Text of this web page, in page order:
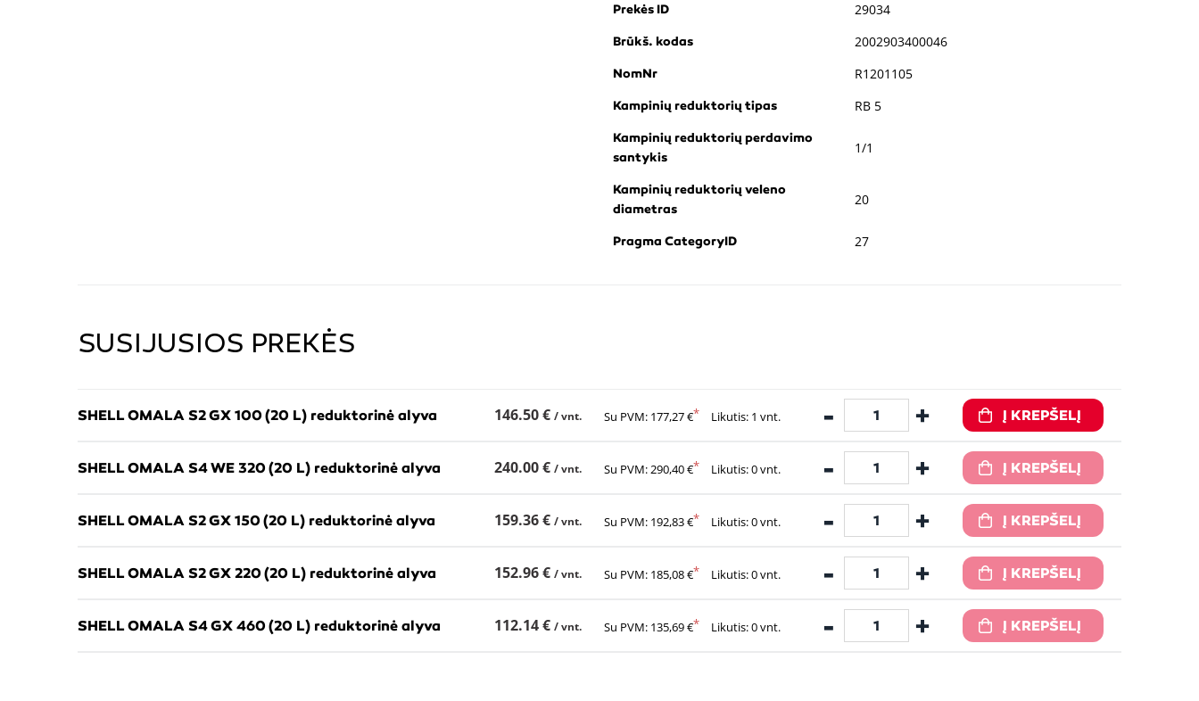
Prekės ID 29034
Brūkš. kodas 2002903400046
NomNr R1201105
Kampinių reduktorių tipas RB 5
Kampinių reduktorių perdavimo
santykis
1/1
Kampinių reduktorių veleno
diametras
20
Pragma CategoryID 27
SUSIJUSIOS PREKĖS
SHELL OMALA S2 GX 100 (20 L) reduktorinė alyva 146.50 € / vnt. Su PVM: 177,27 € Likutis: 1 vnt. - + Į KREPŠELĮ
SHELL OMALA S4 WE 320 (20 L) reduktorinė alyva 240.00 € / vnt. Su PVM: 290,40 € Likutis: 0 vnt. - + Į KREPŠELĮ
SHELL OMALA S2 GX 150 (20 L) reduktorinė alyva 159.36 € / vnt. Su PVM: 192,83 € Likutis: 0 vnt. - + Į KREPŠELĮ
SHELL OMALA S2 GX 220 (20 L) reduktorinė alyva 152.96 € / vnt. Su PVM: 185,08 € Likutis: 0 vnt. - + Į KREPŠELĮ
SHELL OMALA S4 GX 460 (20 L) reduktorinė alyva 112.14 € / vnt. Su PVM: 135,69 € Likutis: 0 vnt. - + Į KREPŠELĮ